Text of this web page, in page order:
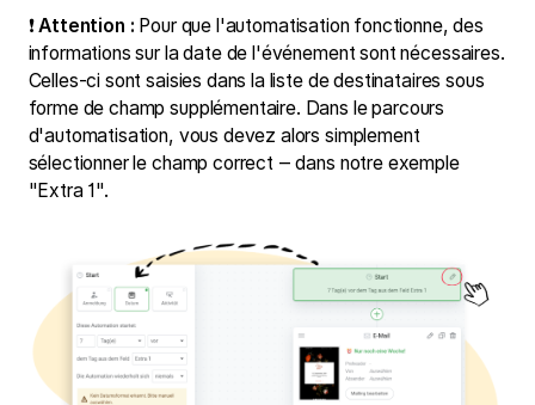
❗Attention : Pour que l'automatisation fonctionne, des
informations sur la date de l'événement sont nécessaires.
Celles-ci sont saisies dans la liste de destinataires sous
forme de champ supplémentaire. Dans le parcours
d'automatisation, vous devez alors simplement
sélectionner le champ correct ‒ dans notre exemple
"Extra 1".